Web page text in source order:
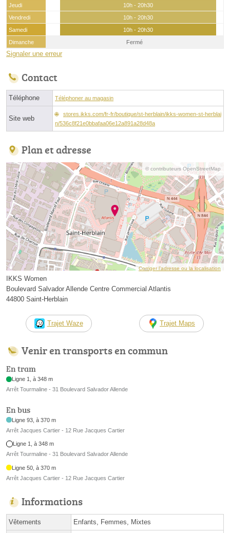
Jeudi
10h - 20h30
Vendredi
10h - 20h30
Samedi
10h - 20h30
Dimanche
Fermé
Signaler une erreur
Contact
Téléphone Téléphoner au magasin
Site web
stores.ikks.com/fr-fr/boutique/st-herblain/ikks-women-st-herblai
n/536c8f21e0bbafaa06e12a891a28d48a
Plan et adresse
© contributeurs OpenStreetMap
Corriger l’adresse ou la localisation
IKKS Women
Boulevard Salvador Allende Centre Commercial Atlantis
44800 Saint-Herblain
Trajet Waze Trajet Maps
Venir en transports en commun
En tram
Ligne 1, à 348 m
Arrêt Tourmaline - 31 Boulevard Salvador Allende
En bus
Ligne 93, à 370 m
Arrêt Jacques Cartier - 12 Rue Jacques Cartier
Ligne 1, à 348 m
Arrêt Tourmaline - 31 Boulevard Salvador Allende
Ligne 50, à 370 m
Arrêt Jacques Cartier - 12 Rue Jacques Cartier
Informations
Vêtements Enfants, Femmes, Mixtes